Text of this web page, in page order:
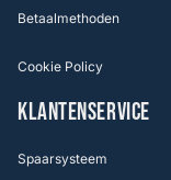
Betaalmethoden
Cookie Policy
KLANTENSERVICE
Spaarsysteem